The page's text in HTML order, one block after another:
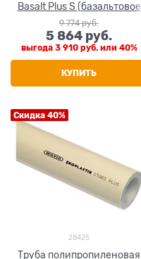
Basalt Plus S (базальтовое
волокно) 110x12.3
9 774 руб.
5 864 руб.
выгода 3 910 руб.или 40%
КУПИТЬ
Скидка 40%
28425
Труба полипропиленовая